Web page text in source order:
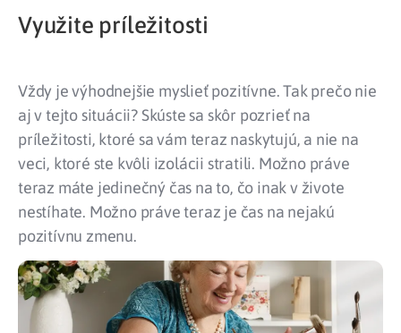
Využite príležitosti
Vždy je výhodnejšie myslieť pozitívne. Tak prečo nie
aj v tejto situácii? Skúste sa skôr pozrieť na
príležitosti, ktoré sa vám teraz naskytujú, a nie na
veci, ktoré ste kvôli izolácii stratili. Možno práve
teraz máte jedinečný čas na to, čo inak v živote
nestíhate. Možno práve teraz je čas na nejakú
pozitívnu zmenu.